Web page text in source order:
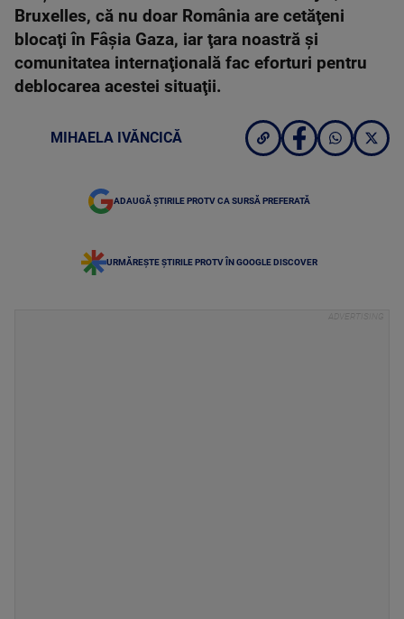
Bruxelles, că nu doar România are cetăţeni
blocaţi în Fâşia Gaza, iar ţara noastră şi
comunitatea internaţională fac eforturi pentru
deblocarea acestei situaţii.
MIHAELA IVĂNCICĂ
ADAUGĂ ȘTIRILE PROTV CA SURSĂ PREFERATĂ
URMĂREȘTE ȘTIRILE PROTV ÎN GOOGLE DISCOVER